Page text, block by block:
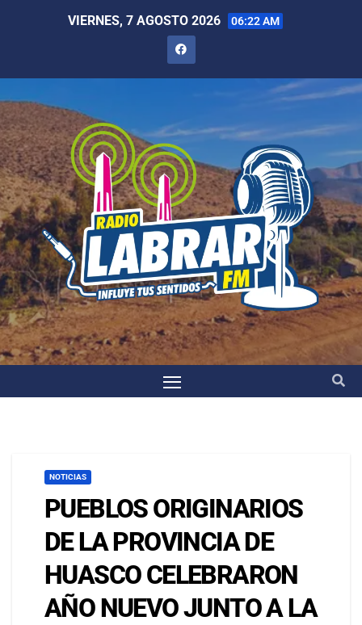
VIERNES, 7 AGOSTO 2026 06:22 AM
NOTICIAS
PUEBLOS ORIGINARIOS
DE LA PROVINCIA DE
HUASCO CELEBRARON
AÑO NUEVO JUNTO A LA